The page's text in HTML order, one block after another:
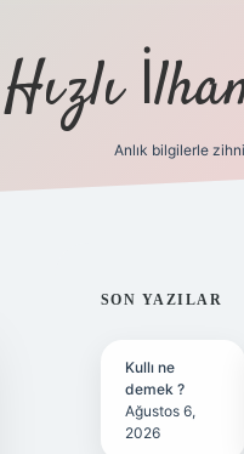
Hızlı
Anlık bilgilerle
SON YAZILAR
Kullı ne
demek ?
Ağustos 6,
2026